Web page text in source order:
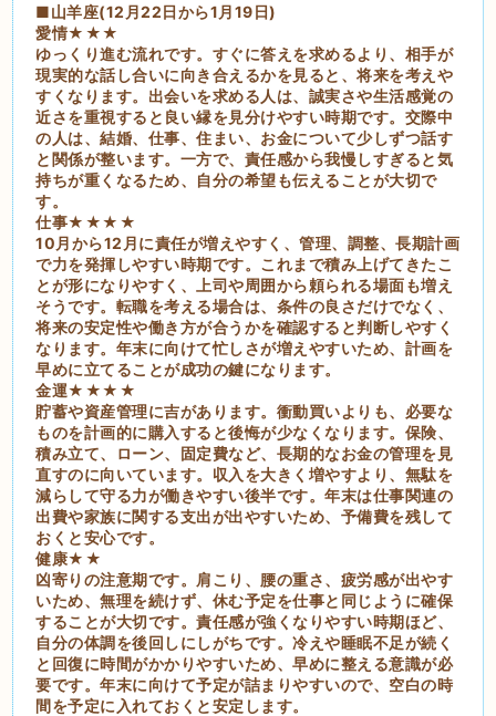
■山羊座(12月22日から1月19日)
愛情★★★
ゆっくり進む流れです。すぐに答えを求めるより、相手が
現実的な話し合いに向き合えるかを見ると、将来を考えや
すくなります。出会いを求める人は、誠実さや生活感覚の
近さを重視すると良い縁を見分けやすい時期です。交際中
の人は、結婚、仕事、住まい、お金について少しずつ話す
と関係が整います。一方で、責任感から我慢しすぎると気
持ちが重くなるため、自分の希望も伝えることが大切で
す。
仕事★★★★
10月から12月に責任が増えやすく、管理、調整、長期計画
で力を発揮しやすい時期です。これまで積み上げてきたこ
とが形になりやすく、上司や周囲から頼られる場面も増え
そうです。転職を考える場合は、条件の良さだけでなく、
将来の安定性や働き方が合うかを確認すると判断しやすく
なります。年末に向けて忙しさが増えやすいため、計画を
早めに立てることが成功の鍵になります。
金運★★★★
貯蓄や資産管理に吉があります。衝動買いよりも、必要な
ものを計画的に購入すると後悔が少なくなります。保険、
積み立て、ローン、固定費など、長期的なお金の管理を見
直すのに向いています。収入を大きく増やすより、無駄を
減らして守る力が働きやすい後半です。年末は仕事関連の
出費や家族に関する支出が出やすいため、予備費を残して
おくと安心です。
健康★★
凶寄りの注意期です。肩こり、腰の重さ、疲労感が出やす
いため、無理を続けず、休む予定を仕事と同じように確保
することが大切です。責任感が強くなりやすい時期ほど、
自分の体調を後回しにしがちです。冷えや睡眠不足が続く
と回復に時間がかかりやすいため、早めに整える意識が必
要です。年末に向けて予定が詰まりやすいので、空白の時
間を予定に入れておくと安定します。